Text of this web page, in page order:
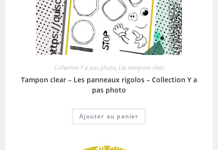
Collection Y a pas photo, Les tampons clear
Tampon clear – Les panneaux rigolos – Collection Y a
pas photo
Ajouter au panier